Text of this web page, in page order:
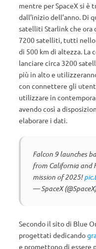
mentre per SpaceX si è
dall’inizio dell’anno. Di
satelliti Starlink che ora
7200 satelliti, tutti nello
di 500 km di altezza. La
lanciare circa 3200
più in alto e
con connettere gli
utilizzare in
avendo così a
elaborare i dati.
Falcon 9 launches
from California and
mission of 2025!
— SpaceX
Secondo il sito di Blue
progettati dedicando
e promettono di essere